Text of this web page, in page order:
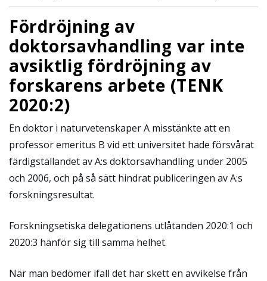
Fördröjning av
doktorsavhandling var inte
avsiktlig fördröjning av
forskarens arbete (TENK
2020:2)
En doktor i naturvetenskaper A misstänkte att en
professor emeritus B vid ett universitet hade försvårat
färdigställandet av A:s doktorsavhandling under 2005
och 2006, och på så sätt hindrat publiceringen av A:s
forskningsresultat.
Forskningsetiska delegationens utlåtanden 2020:1 och
2020:3 hänför sig till samma helhet.
När man bedömer ifall det har skett en avvikelse från